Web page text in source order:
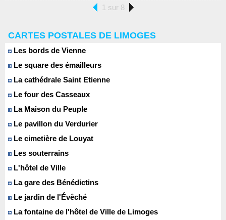
1 sur 8
CARTES POSTALES DE LIMOGES
Les bords de Vienne
Le square des émailleurs
La cathédrale Saint Etienne
Le four des Casseaux
La Maison du Peuple
Le pavillon du Verdurier
Le cimetière de Louyat
Les souterrains
L'hôtel de Ville
La gare des Bénédictins
Le jardin de l'Évêché
La fontaine de l'hôtel de Ville de Limoges